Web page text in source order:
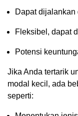
Dapat dijalankan
Fleksibel, dapat
Potensi
Jika Anda tertarik
modal kecil, ada
seperti: